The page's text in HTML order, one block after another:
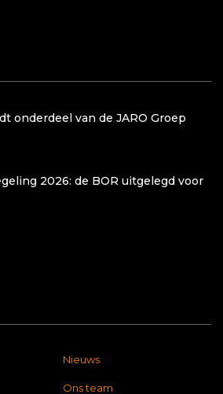
onderdeel van de JARO Groep
2026: de BOR uitgelegd voor
Nieuws
Ons team